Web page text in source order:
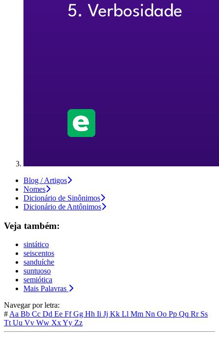
Blog / Artigos
Nomes
Dicionário de Sinônimos
Dicionário de Antônimos
Veja também:
sintático
seiscentos
sanduíche
suntuoso
semiótica
Mais Palavras
Navegar por letra:
#Aa Bb Cc Dd Ee FfGg Hh Ii Jj Kk Ll Mm Nn Oo Pp Qq Rr Ss
TtUu Vv Ww XxYy Zz